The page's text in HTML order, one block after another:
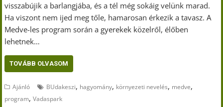
visszabújik a barlangjába, és a tél még sokáig velünk marad.
Ha viszont nem ijed meg tőle, hamarosan érkezik a tavasz. A
Medve-les program során a gyerekek közelről, élőben
lehetnek…
TOVÁBB OLVASOM
Ajánló BUdakeszi, hagyomány, környezeti nevelés, medve,
program,Vadaspark